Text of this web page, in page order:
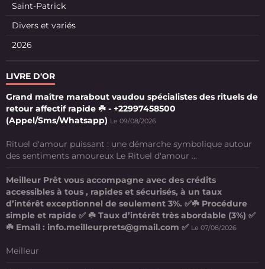
Saint-Patrick
Divers et variés
2026
LIVRE D'OR
Grand maître marabout vaudou spécialistes des rituels de
retour affectif rapide ☘️ - +22997458500
(Appel/Sms/Whatsapp) Le 09/08/2026
Rituel d'amour puissant : une démarche symbolique autour
des sentiments amoureux Le Rituel d'amour ...
Meilleur Prêt vous accompagne avec des crédits
accessibles à tous , rapides et sécurisés, à un taux
d’intérêt exceptionnel de seulement 3%. ✅☘️ Procédure
simple et rapide ✅ ☘️ Taux d’intérêt très abordable (3%) ✅
☘️ Email : info.meilleurprets@gmail.com ✅ Le 07/08/2026
Meilleur